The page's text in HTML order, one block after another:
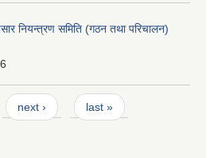
नियन्त्रण समिति (गठन तथा परिचालन)
next › last »